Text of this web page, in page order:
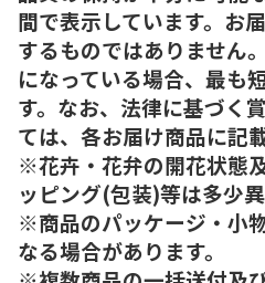
間で表示しています。お
するものではありません
になっている場合、最も
す。なお、法律に基づく
ては、各お届け商品に記
※花卉・花弁の開花状態
ッピング(包装)等は多少
※商品のパッケージ・小
なる場合があります。